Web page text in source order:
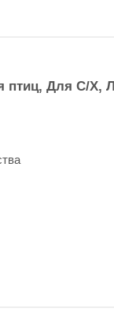
птиц, Для С/Х,